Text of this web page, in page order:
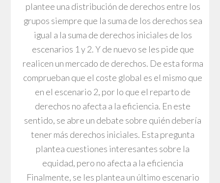
plantee una distribución de derechos entre los
grupos siempre que la suma de los derechos sea
igual a la suma de derechos iniciales de los
escenarios 1 y 2. Y de nuevo se les pide que
realicen un mercado de derechos. De esta forma
comprueban que el coste global es el mismo que
en el escenario 2, por lo que el reparto de
derechos no afecta a la eficiencia. En este
sentido, se abre un debate sobre quién debería
tener más derechos iniciales. Esta pregunta
plantea cuestiones interesantes sobre la
equidad, pero no afecta a la eficiencia
Finalmente, se les plantea un último escenario